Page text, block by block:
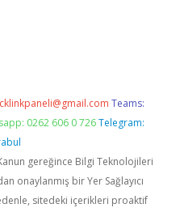
Teams:
0262 606 0 726 Telegram:
gereğince Bilgi Teknolojileri
onaylanmış bir Yer Sağlayıcı
sitedeki içerikleri proaktif